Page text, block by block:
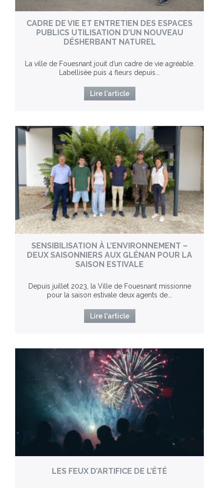
CADRE DE VIE ET ENTRETIEN DES ESPACES
PUBLICS UTILISATION D’UN NOUVEAU
DÉSHERBANT NATUREL
La ville de Fouesnant jouit d’un cadre de vie agréable.
Labellisée puis 4 fleurs depuis...
Lire l'article
SENSIBILISATION À L’ENVIRONNEMENT –
DEUX SAISONNIERS AUX GLÉNAN POUR LA
SAISON ESTIVALE
Depuis juillet 2023, la Ville de Fouesnant missionne
pour la saison estivale deux agents de...
Lire l'article
LES FEUX D’ARTIFICE DE L’ÉTÉ